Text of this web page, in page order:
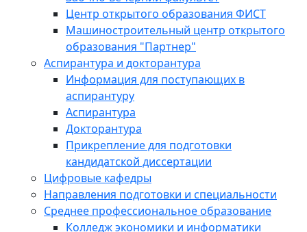
Центр открытого образования ФИСТ
Машиностроительный центр открытого
образования "Партнер"
Аспирантура и докторантура
Информация для поступающих в
аспирантуру
Аспирантура
Докторантура
Прикрепление для подготовки
кандидатской диссертации
Цифровые кафедры
Направления подготовки и специальности
Среднее профессиональное образование
Колледж экономики и информатики